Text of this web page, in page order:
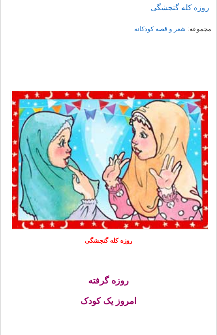
روزه کله گنجشگی
مجموعه: شعر و قصه کودکانه
روزه کله گنجشگی
روزه گرفته
امروز یک کودک